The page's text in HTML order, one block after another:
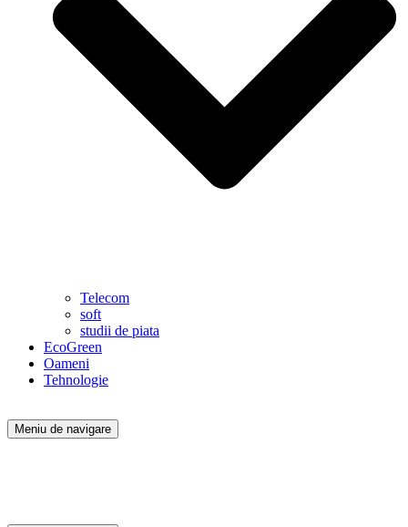
Telecom
soft
studii de piata
EcoGreen
Oameni
Tehnologie
Meniu de navigare